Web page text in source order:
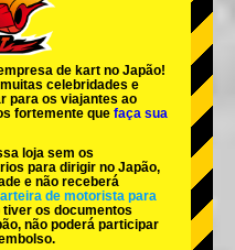
Tokyo Akihabara#1
Tokyo Bay
Osaka
de kart no Japão!
muitas celebridades e
para os viajantes ao
fortemente que faça sua
loja sem os
para dirigir no Japão,
e não receberá
de motorista para
tiver os documentos
não poderá participar